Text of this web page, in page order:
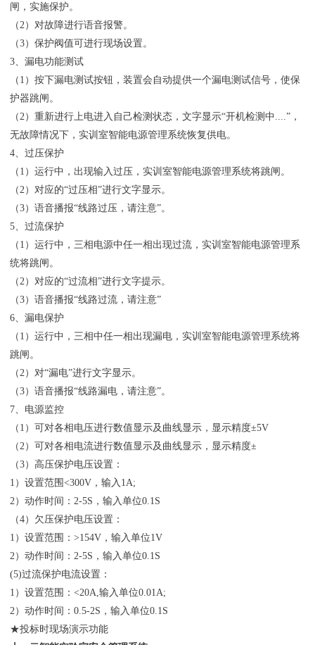
闸，实施保护。
（2）对故障进行语音报警。
（3）保护阀值可进行现场设置。
3、漏电功能测试
（1）按下漏电测试按钮，装置会自动提供一个漏电测试信号，使保
护器跳闸。
（2）重新进行上电进入自己检测状态，文字显示“开机检测中....”，
无故障情况下，实训室智能电源管理系统恢复供电。
4、过压保护
（1）运行中，出现输入过压，实训室智能电源管理系统将跳闸。
（2）对应的“过压相”进行文字显示。
（3）语音播报“线路过压，请注意”。
5、过流保护
（1）运行中，三相电源中任一相出现过流，实训室智能电源管理系
统将跳闸。
（2）对应的“过流相”进行文字提示。
（3）语音播报“线路过流，请注意”
6、漏电保护
（1）运行中，三相中任一相出现漏电，实训室智能电源管理系统将
跳闸。
（2）对“漏电”进行文字显示。
（3）语音播报“线路漏电，请注意”。
7、电源监控
（1）可对各相电压进行数值显示及曲线显示，显示精度±5V
（2）可对各相电流进行数值显示及曲线显示，显示精度±
（3）高压保护电压设置：
1）设置范围<300V，输入1A;
2）动作时间：2-5S，输入单位0.1S
（4）欠压保护电压设置：
1）设置范围：>154V，输入单位1V
2）动作时间：2-5S，输入单位0.1S
(5)过流保护电流设置：
1）设置范围：<20A,输入单位0.01A;
2）动作时间：0.5-2S，输入单位0.1S
★投标时现场演示功能